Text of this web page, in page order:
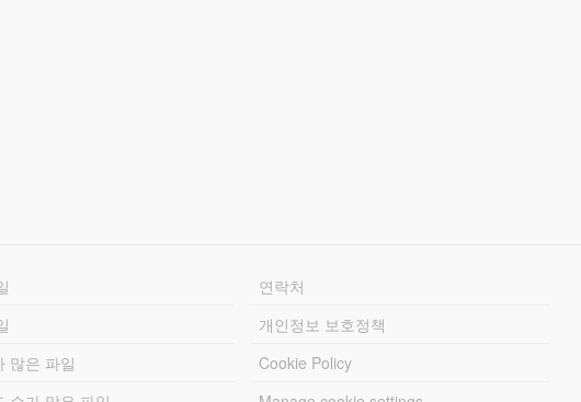
많은 파일
연락처
개인정보 보호정책
Cookie Policy